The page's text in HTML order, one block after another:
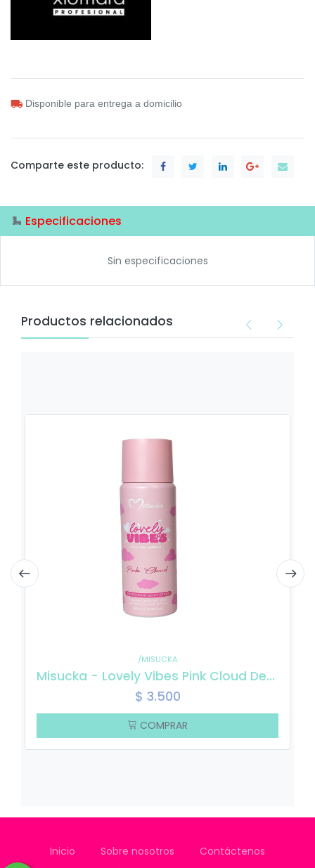
Disponible para entrega a domicilio
Comparte este producto:
Especificaciones
Sin especificaciones
Productos relacionados
/MISUCKA
Misucka - Lovely Vibes Pink Cloud Desodorante Body Spray 250ml
$ 3.500
COMPRAR
Inicio Sobre nosotros
Contáctenos